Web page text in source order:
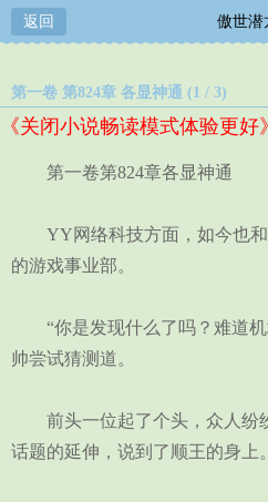
返回 傲世潜
第一卷 第824章 各显神通 (1 / 3)
《关闭小说畅读模式体验更好》
第一卷第824章各显神通
YY网络科技方面，如今也和
的游戏事业部。
“你是发现什么了吗？难道机
帅尝试猜测道。
前头一位起了个头，众人纷
话题的延伸，说到了顺王的身上。